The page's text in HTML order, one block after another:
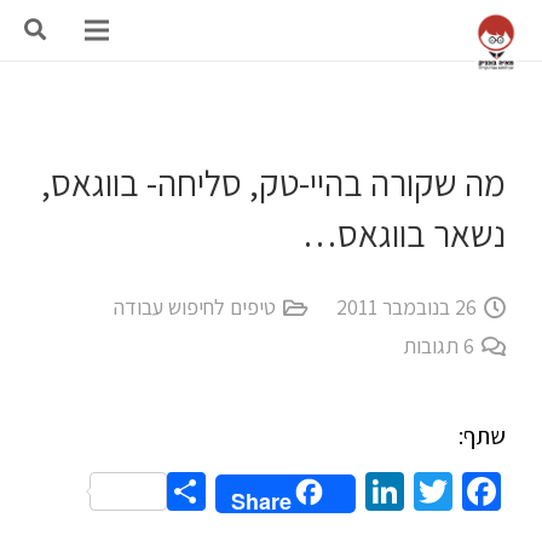
מה שקורה בהיי-טק, סליחה- בווגאס,
נשאר בווגאס…
26 בנובמבר 2011
טיפים לחיפוש עבודה
6 תגובות
שתף:
Facebook
Twitter
LinkedIn
Share
Share